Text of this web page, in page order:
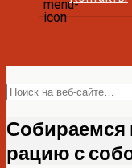
Собираемся
рацию с